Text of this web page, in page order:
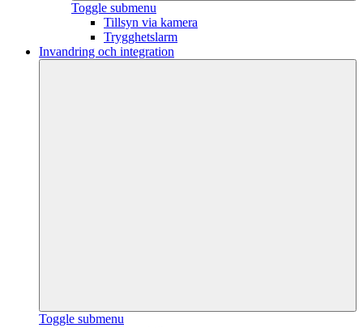
Toggle submenu
Tillsyn via kamera
Trygghetslarm
Invandring och integration
Toggle submenu